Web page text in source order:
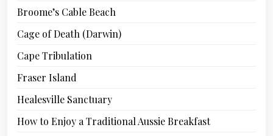
Broome’s Cable Beach
Cage of Death (Darwin)
Cape Tribulation
Fraser Island
Healesville Sanctuary
How to Enjoy a Traditional Aussie Breakfast